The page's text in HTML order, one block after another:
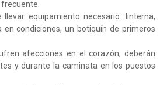
equipamiento necesario: linterna,
en condiciones, un botiquín de primeros
afecciones en el corazón, deberán
y durante la caminata en los puestos